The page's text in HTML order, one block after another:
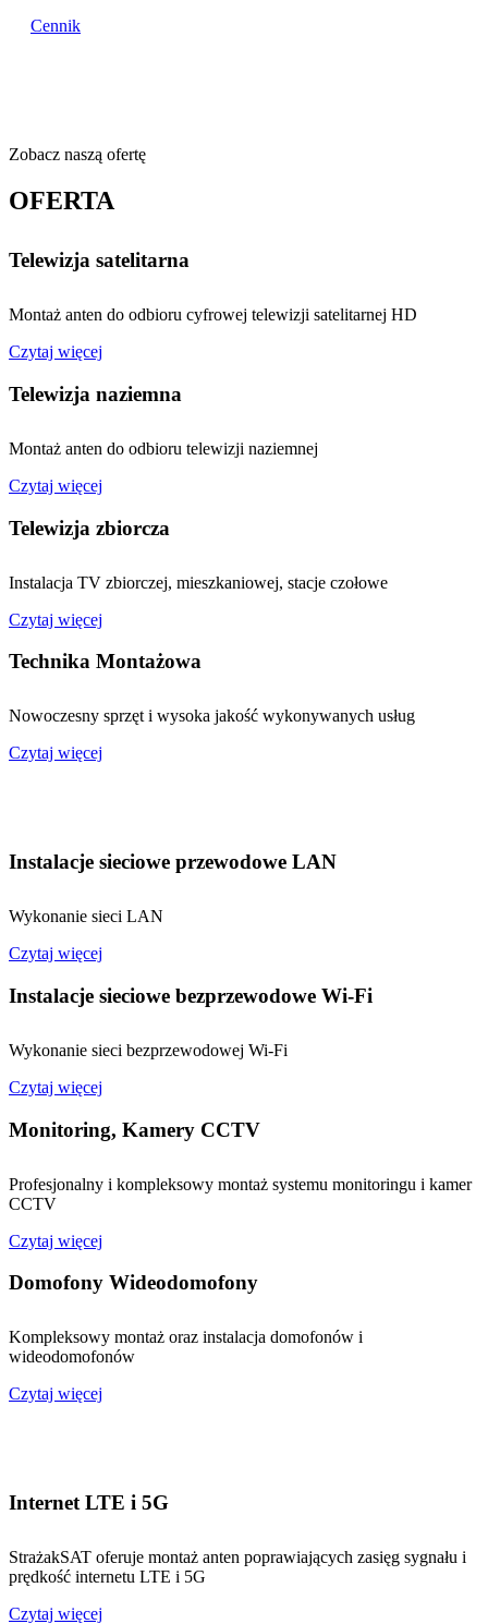
Cennik
Zobacz naszą ofertę
OFERTA
Telewizja satelitarna
Montaż anten do odbioru cyfrowej telewizji satelitarnej HD
Czytaj więcej
Telewizja naziemna
Montaż anten do odbioru telewizji naziemnej
Czytaj więcej
Telewizja zbiorcza
Instalacja TV zbiorczej, mieszkaniowej, stacje czołowe
Czytaj więcej
Technika Montażowa
Nowoczesny sprzęt i wysoka jakość wykonywanych usług
Czytaj więcej
Instalacje sieciowe przewodowe LAN
Wykonanie sieci LAN
Czytaj więcej
Instalacje sieciowe bezprzewodowe Wi-Fi
Wykonanie sieci bezprzewodowej Wi-Fi
Czytaj więcej
Monitoring, Kamery CCTV
Profesjonalny i kompleksowy montaż systemu monitoringu i kamer
CCTV
Czytaj więcej
Domofony Wideodomofony
Kompleksowy montaż oraz instalacja domofonów i
wideodomofonów
Czytaj więcej
Internet LTE i 5G
StrażakSAT oferuje montaż anten poprawiających zasięg sygnału i
prędkość internetu LTE i 5G
Czytaj więcej